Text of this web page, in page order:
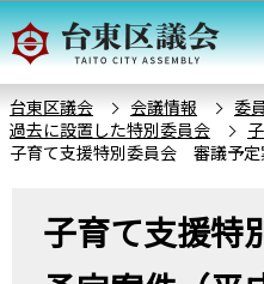
こ
の
ー
ジ
の
このペー
台東区議会 会議情報 委
過去に設置した特別委員会
子育て支援特別委員会 審議予定
子育て支援